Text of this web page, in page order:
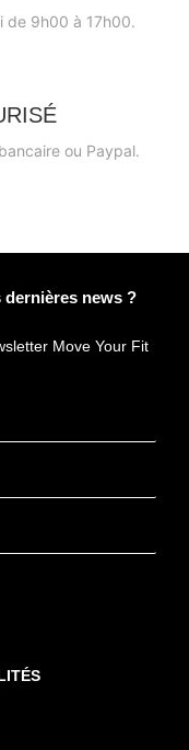
de 9h00 à 17h00.
ou Paypal.
dernières news ?
Move Your Fit